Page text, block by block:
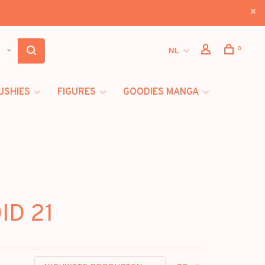
NL 0
FIGURES
GOODIES MANGA
21